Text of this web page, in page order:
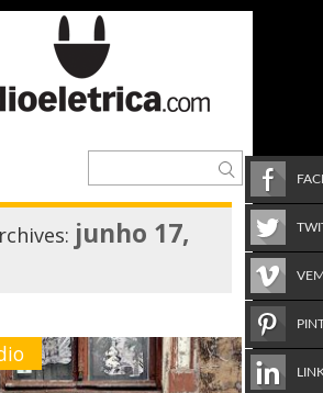
junho 17,